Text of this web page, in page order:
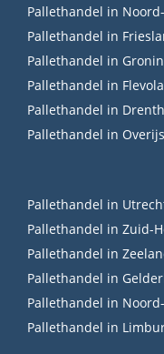
Pallethandel in
Pallethandel in
Pallethandel in
Pallethandel in
Pallethandel in
Pallethandel in
Pallethandel in
Pallethandel in Zuid-
Pallethandel in
Pallethandel in
Pallethandel in
Pallethandel in